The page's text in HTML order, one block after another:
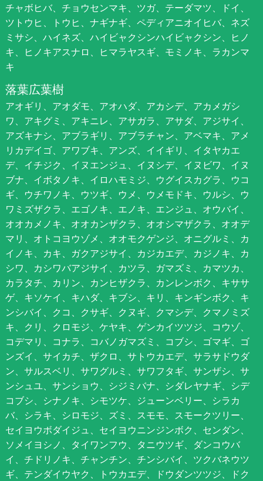
チャボヒバ、チョウセンマキ、ツガ、テーダマツ、ドイ、
ツトウヒ、トウヒ、ナギナギ、ペディアニオイヒバ、ネズ
ミサシ、ハイネズ、ハイビャクシンハイビャクシン、ヒノ
キ、ヒノキアスナロ、ヒマラヤスギ、モミノキ、ラカンマ
キ
落葉広葉樹
アオギリ、アオダモ、アオハダ、アカシデ、アカメガシ
ワ、アキグミ、アキニレ、アサガラ、アサダ、アジサイ、
アズキナシ、アブラギリ、アブラチャン、アベマキ、アメ
リカデイゴ、アワブキ、アンズ、イイギリ、イタヤカエ
デ、イチジク、イヌエンジュ、イヌシデ、イヌビワ、イヌ
ブナ、イボタノキ、イロハモミジ、ウグイスカグラ、ウコ
ギ、ウチワノキ、ウツギ、ウメ、ウメモドキ、ウルシ、ウ
ワミズザクラ、エゴノキ、エノキ、エンジュ、オウバイ、
オオカメノキ、オオカンザクラ、オオシマザクラ、オオデ
マリ、オトコヨウゾメ、オオモクゲンジ、オニグルミ、カ
イノキ、カキ、ガクアジサイ、カジカエデ、カジノキ、カ
シワ、カシワバアジサイ、カツラ、ガマズミ、カマツカ、
カラタチ、カリン、カンヒザクラ、カンレンボク、キササ
ゲ、キソケイ、キハダ、キブシ、キリ、キンギンボク、キ
ンシバイ、クコ、クサギ、クヌギ、クマシデ、クマノミズ
キ、クリ、クロモジ、ケヤキ、ゲンカイツツジ、コウゾ、
コデマリ、コナラ、コバノガマズミ、コブシ、ゴマギ、ゴ
ンズイ、サイカチ、ザクロ、サトウカエデ、サラサドウダ
ン、サルスベリ、サワグルミ、サワフタギ、サンザシ、サ
ンシュユ、サンショウ、シジミバナ、シダレヤナギ、シデ
コブシ、シナノキ、シモツケ、ジューンベリー、シラカ
バ、シラキ、シロモジ、ズミ、スモモ、スモークツリー、
セイヨウボダイジュ、セイヨウニンジンボク、センダン、
ソメイヨシノ、タイワンフウ、タニウツギ、ダンコウバ
イ、チドリノキ、チャンチン、チンシバイ、ツクバネウツ
ギ、テンダイウヤク、トウカエデ、ドウダンツツジ、ドク